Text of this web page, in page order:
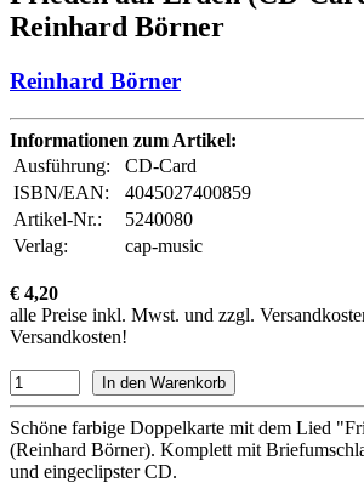
Reinhard Börner
Reinhard Börner
Informationen zum Artikel:
Ausführung:
CD-Card
ISBN/EAN:
4045027400859
Artikel-Nr.:
5240080
Verlag:
cap-music
€ 4,20
alle Preise inkl. Mwst. und zzgl.
Versandkosten!
Schöne farbige Doppelkarte mit dem Lied
(Reinhard Börner). Komplett mit
und eingeclipster CD.